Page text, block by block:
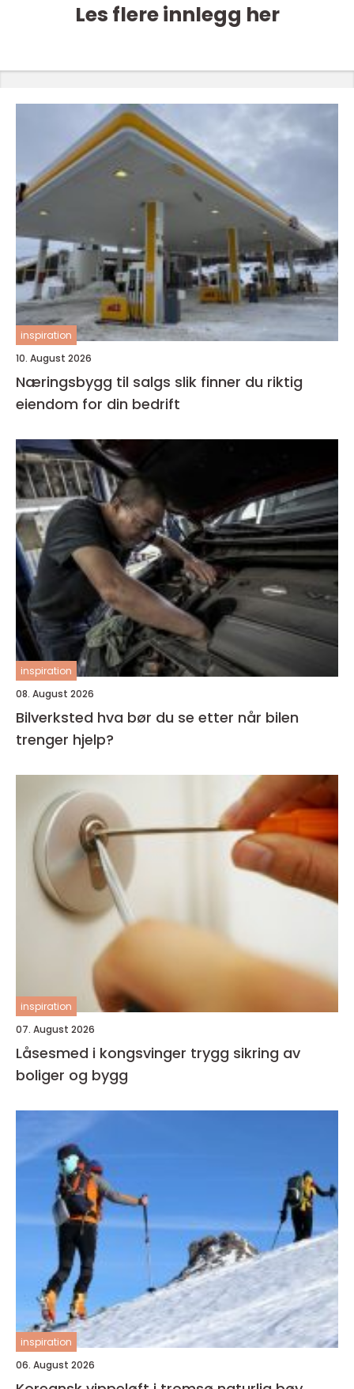
Les flere innlegg her
inspiration
10. August 2026
Næringsbygg til salgs slik finner du riktig
eiendom for din bedrift
inspiration
08. August 2026
Bilverksted hva bør du se etter når bilen
trenger hjelp?
inspiration
07. August 2026
Låsesmed i kongsvinger trygg sikring av
boliger og bygg
inspiration
06. August 2026